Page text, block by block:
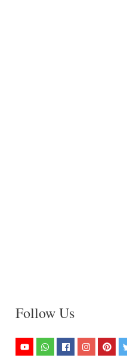
Follow Us